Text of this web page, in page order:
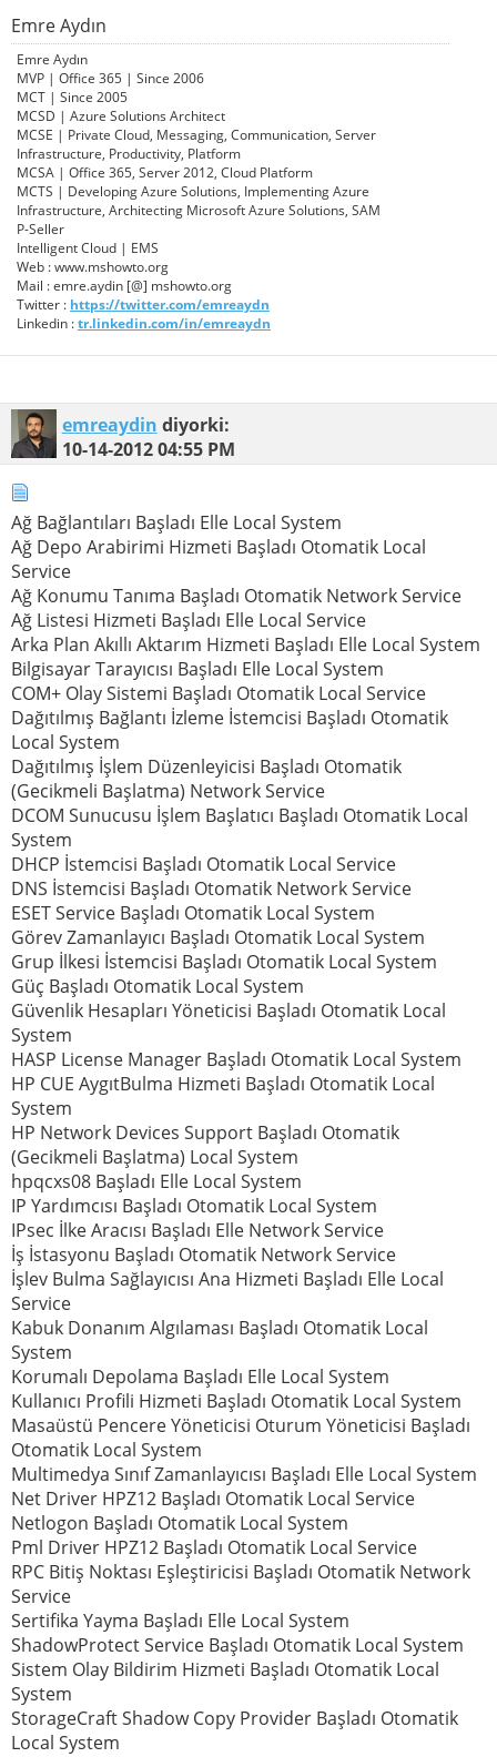
Emre Aydın
Emre Aydın
MVP | Office 365 | Since 2006
MCT | Since 2005
MCSD | Azure Solutions Architect
MCSE | Private Cloud, Messaging, Communication, Server
Infrastructure, Productivity, Platform
MCSA | Office 365, Server 2012, Cloud Platform
MCTS | Developing Azure Solutions, Implementing Azure
Infrastructure, Architecting Microsoft Azure Solutions, SAM
P-Seller
Intelligent Cloud | EMS
Web : www.mshowto.org
Mail : emre.aydin [@] mshowto.org
Twitter : https://twitter.com/emreaydn
Linkedin :tr.linkedin.com/in/emreaydn
emreaydin diyorki:
10-14-201204:55 PM
Ağ Bağlantıları Başladı Elle Local System
Ağ Depo Arabirimi Hizmeti Başladı Otomatik Local
Service
Ağ Konumu Tanıma Başladı Otomatik Network Service
Ağ Listesi Hizmeti Başladı Elle Local Service
Arka Plan Akıllı Aktarım Hizmeti Başladı Elle Local System
Bilgisayar Tarayıcısı Başladı Elle Local System
COM+ Olay Sistemi Başladı Otomatik Local Service
Dağıtılmış Bağlantı İzleme İstemcisi Başladı Otomatik
Local System
Dağıtılmış İşlem Düzenleyicisi Başladı Otomatik
(Gecikmeli Başlatma) Network Service
DCOM Sunucusu İşlem Başlatıcı Başladı Otomatik Local
System
DHCP İstemcisi Başladı Otomatik Local Service
DNS İstemcisi Başladı Otomatik Network Service
ESET Service Başladı Otomatik Local System
Görev Zamanlayıcı Başladı Otomatik Local System
Grup İlkesi İstemcisi Başladı Otomatik Local System
Güç Başladı Otomatik Local System
Güvenlik Hesapları Yöneticisi Başladı Otomatik Local
System
HASP License Manager Başladı Otomatik Local System
HP CUE AygıtBulma Hizmeti Başladı Otomatik Local
System
HP Network Devices Support Başladı Otomatik
(Gecikmeli Başlatma) Local System
hpqcxs08 Başladı Elle Local System
IP Yardımcısı Başladı Otomatik Local System
IPsec İlke Aracısı Başladı Elle Network Service
İş İstasyonu Başladı Otomatik Network Service
İşlev Bulma Sağlayıcısı Ana Hizmeti Başladı Elle Local
Service
Kabuk Donanım Algılaması Başladı Otomatik Local
System
Korumalı Depolama Başladı Elle Local System
Kullanıcı Profili Hizmeti Başladı Otomatik Local System
Masaüstü Pencere Yöneticisi Oturum Yöneticisi Başladı
Otomatik Local System
Multimedya Sınıf Zamanlayıcısı Başladı Elle Local System
Net Driver HPZ12 Başladı Otomatik Local Service
Netlogon Başladı Otomatik Local System
Pml Driver HPZ12 Başladı Otomatik Local Service
RPC Bitiş Noktası Eşleştiricisi Başladı Otomatik Network
Service
Sertifika Yayma Başladı Elle Local System
ShadowProtect Service Başladı Otomatik Local System
Sistem Olay Bildirim Hizmeti Başladı Otomatik Local
System
StorageCraft Shadow Copy Provider Başladı Otomatik
Local System